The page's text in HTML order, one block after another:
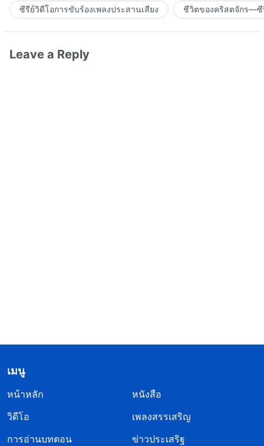
ซีรีย์วิดีโอการขับร้องเพลงประสานเสียง ชีวิตของคริสตจักร—ซี
Leave a Reply
เมนู
หน้าหลัก
หนังสือ
วิดีโอ
เพลงสรรเสริญ
การอ่านบทตอน
ข่าวประเสริฐ